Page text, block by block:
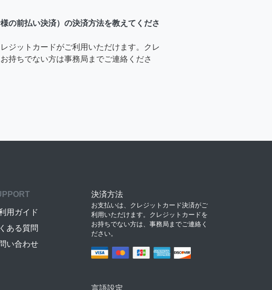
の前払い決済）の決済方法を教えてくださ
ジットカードがご利用いただけます。クレ
持ちでない方は事務局までご連絡くださ
用ガイド
ある質問
い合わせ
決済方法
お支払いは、クレジットカード決済がご
利用いただけます。クレジットカードを
お持ちでない方は、事務局までご連絡く
ださい。
言語設定